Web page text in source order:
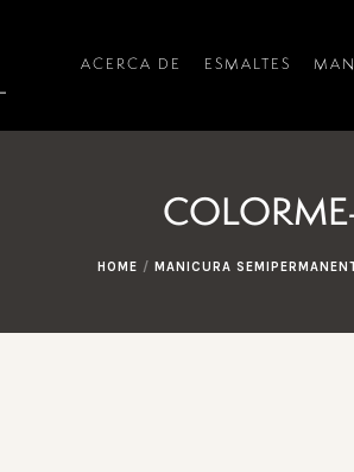
ACERCA DE ESMALTES
HOME / MANICURA